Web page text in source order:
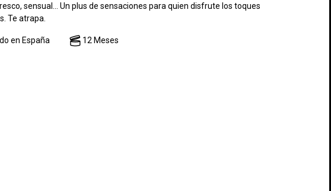
sensual… Un plus de sensaciones para quien disfrute los toques
Te atrapa.
en España 12 Meses